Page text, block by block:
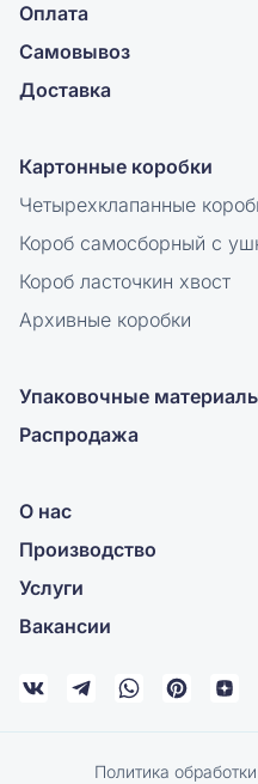
Оплата
Самовывоз
Доставка
Картонные коробки
Четырехклапанные
Короб самосборный с
Короб ласточкин хвост
Архивные коробки
Упаковочные
Распродажа
О нас
Производство
Услуги
Вакансии
Политика